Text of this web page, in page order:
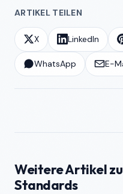
ARTIKEL TEILEN
X LinkedIn
WhatsApp E-
Weitere Artikel
Standards